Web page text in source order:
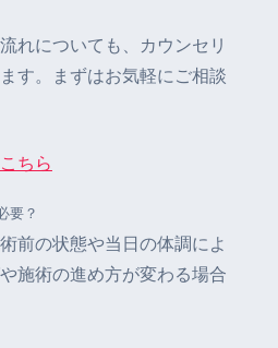
れについても、カウンセリ
す。まずはお気軽にご相談
ちら
要？
前の状態や当日の体調によ
施術の進め方が変わる場合